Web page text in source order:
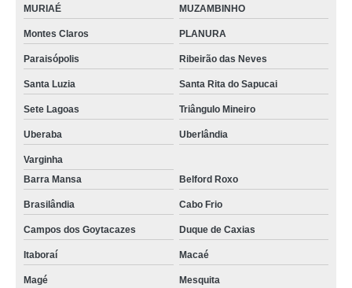
profissional para calibração de equipamentos de laboratório Itapuã
calibração de equipamentos de análise de água Adrianópolis
calibração de equipamentos para laboratório petroquímica Piraquara
calibração de equipamentos para medição valor Cidade Ocidental
calibração de equipamentos de indústrias preço Cambuí
calibração de equipamentos medição valor Camaçari
calibração de equipamentos de indústrias Paraisópolis
calibração de equipamentos de laboratório Feira de Santana
MURIAÉ MUZAMBINHO
Montes Claros PLANURA
Paraisópolis Ribeirão das Neves
Santa Luzia Santa Rita do Sapucai
Sete Lagoas Triângulo Mineiro
Uberaba Uberlândia
Varginha
Barra Mansa
Belford Roxo
Brasilândia Cabo Frio
Campos dos Goytacazes Duque de Caxias
Itaboraí Macaé
Magé Mesquita